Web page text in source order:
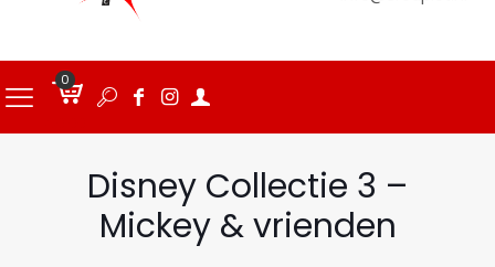
0
Disney Collectie 3 –
Mickey & vrienden